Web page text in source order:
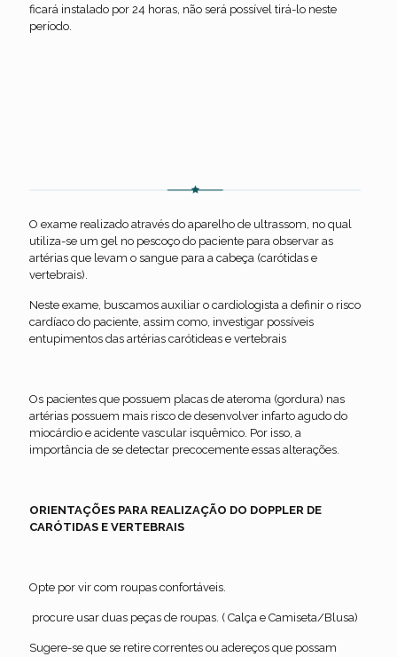
ficará instalado por 24 horas, não será possível tirá-lo neste
período.
O exame realizado através do aparelho de ultrassom, no qual
utiliza-se um gel no pescoço do paciente para observar as
artérias que levam o sangue para a cabeça (carótidas e
vertebrais).
Neste exame, buscamos auxiliar o cardiologista a definir o risco
cardíaco do paciente, assim como, investigar possíveis
entupimentos das artérias carótideas e vertebrais
Os pacientes que possuem placas de ateroma (gordura) nas
artérias possuem mais risco de desenvolver infarto agudo do
miocárdio e acidente vascular isquêmico. Por isso, a
importância de se detectar precocemente essas alterações.
ORIENTAÇÕES PARA REALIZAÇÃO DO DOPPLER DE
CARÓTIDAS E VERTEBRAIS
Opte por vir com roupas confortáveis.
procure usar duas peças de roupas. ( Calça e Camiseta/Blusa)
Sugere-se que se retire correntes ou adereços que possam